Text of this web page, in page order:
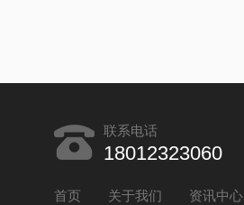
联系电话
18012323060
首页 关于我们 资讯中心